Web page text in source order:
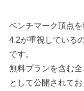
ベンチマーク頂点
4.2が重視している
です。
無料プランを含む
として公開されて